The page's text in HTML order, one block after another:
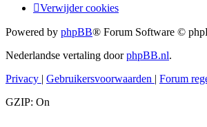
Verwijder cookies
Powered by phpBB® Forum Software ©
Nederlandse vertaling doorphpBB.nl.
Privacy | Gebruikersvoorwaarden | Forum
GZIP: On